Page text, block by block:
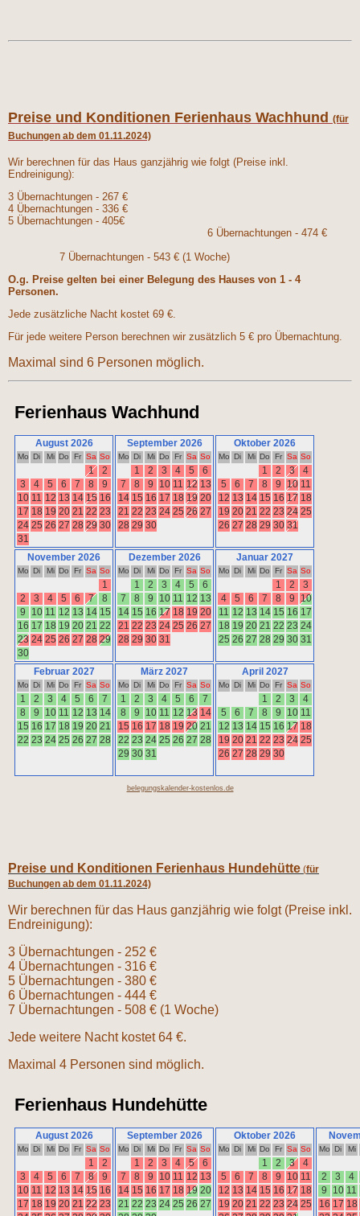
Preise und Konditionen Ferienhaus Wachhund (für
Buchungen ab dem 01.11.2024)
Wir berechnen für das Haus ganzjährig wie folgt (Preise inkl.
Endreinigung):
3 Übernachtungen - 267 €
4 Übernachtungen - 336 €
5 Übernachtungen - 405€
6 Übernachtungen - 474 €
7 Übernachtungen - 543 € (1 Woche)
O.g. Preise gelten bei einer Belegung des Hauses von 1 - 4
Personen.
Jede zusätzliche Nacht kostet 69 €.
Für jede weitere Person berechnen wir zusätzlich 5 € pro Übernachtung.
Maximal sind 6 Personen möglich.
belegungskalender-kostenlos.de
Preise und Konditionen Ferienhaus Hundehütte (für
Buchungen ab dem 01.11.2024)
Wir berechnen für das Haus ganzjährig wie folgt (Preise inkl.
Endreinigung):
3 Übernachtungen - 252 €
4 Übernachtungen - 316 €
5 Übernachtungen - 380 €
6 Übernachtungen - 444 €
7 Übernachtungen - 508 € (1 Woche)
Jede weitere Nacht kostet 64 €.
Maximal 4 Personen sind möglich.